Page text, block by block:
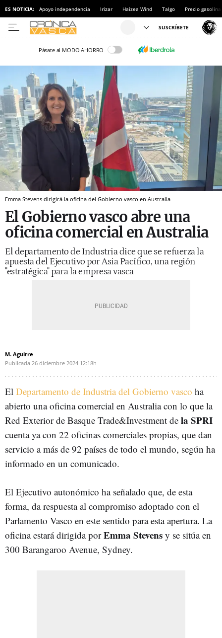
ES NOTICIA: Apoyo independencia Irizar Haizea Wind Talgo Precio gasolina
Pásate al MODO AHORRO
Emma Stevens dirigirá la oficina del Gobierno vasco en Australia
El Gobierno vasco abre una
oficina comercial en Australia
El departamento de Industria dice que se refuerza la
apuesta del Ejecutivo por Asia Pacífico, una región
"estratégica" para la empresa vasca
M. Aguirre
Publicada 26 diciembre 2024 12:18h
El Departamento de Industria del Gobierno vasco ha
abierto una oficina comercial en Australia con lo que la
Red Exterior de Basque Trade&Investment de la SPRI
cuenta ya con 22 oficinas comerciales propias, que dan
servicio a más de 92 países de todo el mundo, según ha
informado en un comunicado.
El Ejecutivo autonómico ha señalado que, de esta
forma, da respuesta al compromiso adoptado con el
Parlamento Vasco en este sentido para esta apertura. La
oficina estará dirigida porEmma Stevens y se sitúa en
300 Barangaroo Avenue, Sydney.